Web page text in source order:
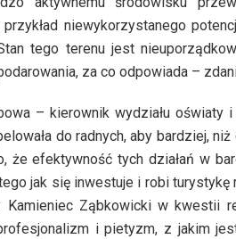
niewykorzystanego
tego terenu jest
za co odpowiada –
– kierownik wydziału
do radnych, aby bardziej,
że efektywność tych działań w
jak się inwestuje i robi turystykę
Ząbkowicki w kwestii
i pietyzm, z jakim